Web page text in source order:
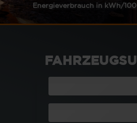
Kraftstoffverbrauch in